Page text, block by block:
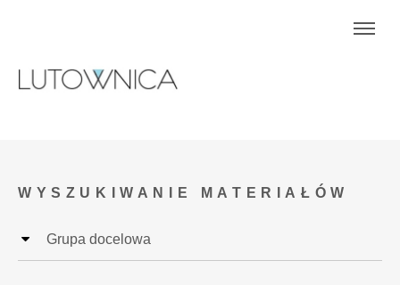
WYSZUKIWANIE MATERIAŁÓW